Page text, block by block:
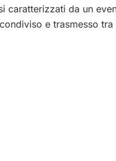
caratterizzati da un
e trasmesso tra